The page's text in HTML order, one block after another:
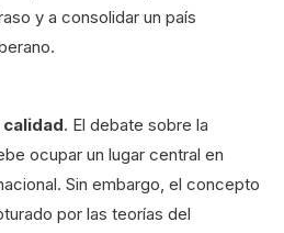
y a consolidar un país
. El debate sobre la
ocupar un lugar central en
Sin embargo, el concepto
por las teorías del